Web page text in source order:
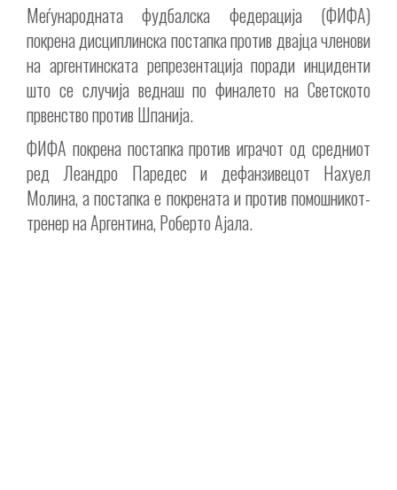
Меѓународната фудбалска федерација (ФИФА)
покрена дисциплинска постапка против двајца членови
на аргентинската репрезентација поради инциденти
што се случија веднаш по финалето на Светското
првенство против Шпанија.
ФИФА покрена постапка против играчот од средниот
ред Леандро Паредес и дефанзивецот Нахуел
Молина, а постапка е покрената и против помошникот-
тренер на Аргентина, Роберто Ајала.